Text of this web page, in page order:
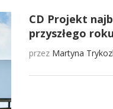
CD Projekt
przyszłego
przez Martyna